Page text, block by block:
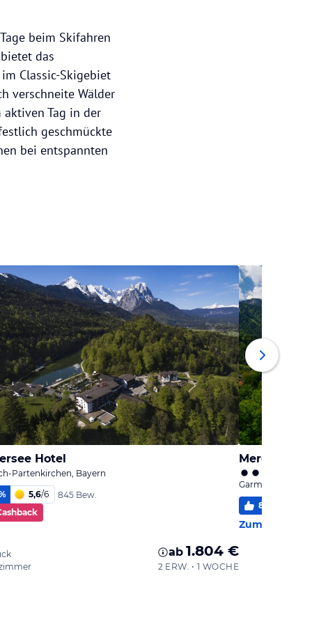
beim Skifahren
das
Classic-Skigebiet
verschneite Wälder
Tag in der
geschmückte
bei entspannten
Hotel
Partenkirchen, Bayern
5,6/6
845 Bew.
ab 1.804 €
2 ERW. • 1 WOCHE
Mercure
Garmisch-
87
Zum Hotel